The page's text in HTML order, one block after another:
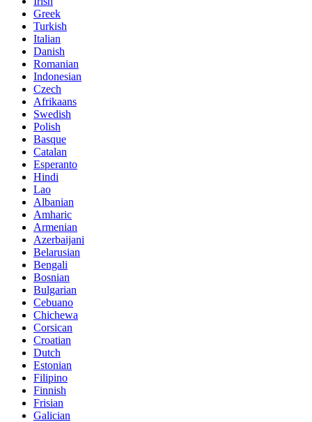
Greek
Turkish
Italian
Danish
Romanian
Indonesian
Czech
Afrikaans
Swedish
Polish
Basque
Catalan
Esperanto
Hindi
Lao
Albanian
Amharic
Armenian
Azerbaijani
Belarusian
Bengali
Bosnian
Bulgarian
Cebuano
Chichewa
Corsican
Croatian
Dutch
Estonian
Filipino
Finnish
Frisian
Galician